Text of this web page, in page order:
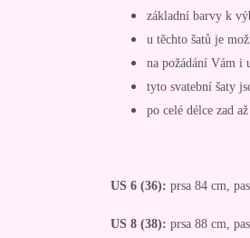
základní barvy k
u těchto šatů je
na požádání Vám i
tyto svatební šaty
po celé délce zad
US 6 (36): prsa 84 cm,
US 8 (38): prsa 88 cm,